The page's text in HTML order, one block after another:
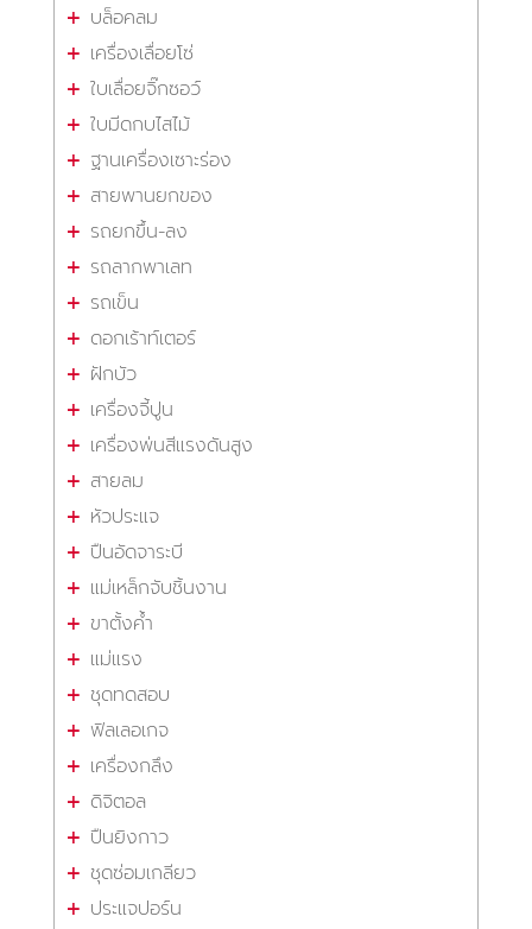
บล็อคลม
เครื่องเลื่อยโซ่
ใบเลื่อยจิ๊กซอว์
ใบมีดกบไสไม้
ฐานเครื่องเซาะร่อง
สายพานยกของ
รถยกขึ้น-ลง
รถลากพาเลท
รถเข็น
ดอกเร้าท์เตอร์
ฝักบัว
เครื่องจี้ปูน
เครื่องพ่นสีแรงดันสูง
สายลม
หัวประแจ
ปืนอัดจาระบี
แม่เหล็กจับชิ้นงาน
ขาตั้งค้ำ
แม่แรง
ชุดทดสอบ
ฟิลเลอเกจ
เครื่องกลึง
ดิจิตอล
ปืนยิงกาว
ชุดซ่อมเกลียว
ประแจปอร์น